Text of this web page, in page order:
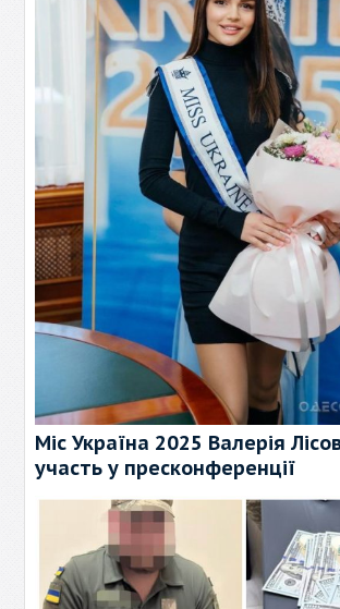
Міс Україна 2025 Валерія
участь у пресконференції